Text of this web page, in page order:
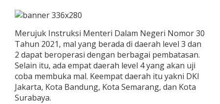
Merujuk Instruksi Menteri Dalam Negeri Nomor 30
Tahun 2021, mal yang berada di daerah level 3 dan
2 dapat beroperasi dengan berbagai pembatasan.
Selain itu, ada empat daerah level 4 yang akan uji
coba membuka mal. Keempat daerah itu yakni DKI
Jakarta, Kota Bandung, Kota Semarang, dan Kota
Surabaya.